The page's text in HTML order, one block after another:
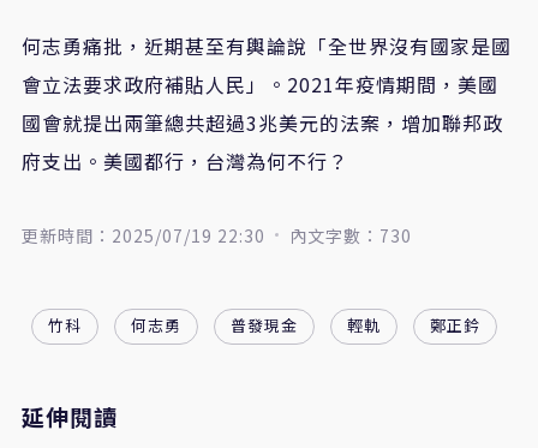
何志勇痛批，近期甚至有輿論說 「全世界沒有國家是國
會立法要求政府補貼人民」 。 2021年疫情期間，美國
國會就提出兩筆總共超過3兆美元的法案，增加聯邦政
府支出。美國都行，台灣為何不行？
更新時間：2025/07/19 22:30 內文字數：730
竹科 何志勇 普發現金 輕軌 鄭正鈐
延伸閱讀